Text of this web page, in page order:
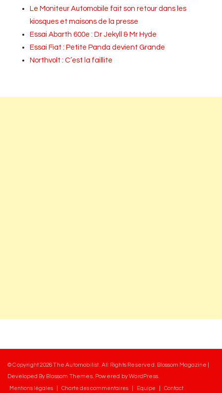
Le Moniteur Automobile fait son retour dans les
kiosques et maisons de la presse
Essai Abarth 600e : Dr Jekyll & Mr Hyde
Essai Fiat : Petite Panda devient Grande
Northvolt : C’est la faillite
© Copyright 2026The Automobilist. All Rights Reserved. Blossom Magazine |
Developed By Blossom Themes. Powered byWordPress
Mentions légales Charte des commentaires Equipe Contact